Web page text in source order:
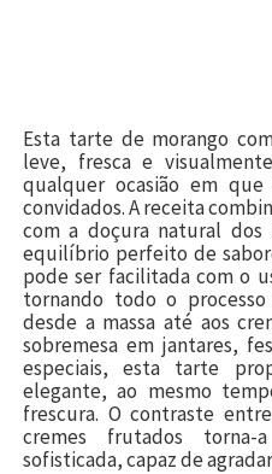
Esta tarte de morango
leve, fresca e
qualquer ocasião em que
convidados. A receita
com a doçura natural dos
equilíbrio perfeito de
pode ser facilitada com o
tornando todo o
desde a massa até aos
sobremesa em jantares,
especiais, esta tarte
elegante, ao mesmo
frescura. O contraste
cremes frutados
sofisticada, capaz de